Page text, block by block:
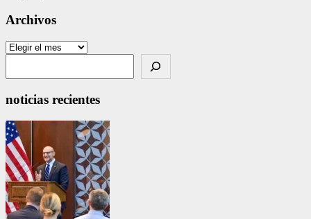
Archivos
Archivos
noticias recientes